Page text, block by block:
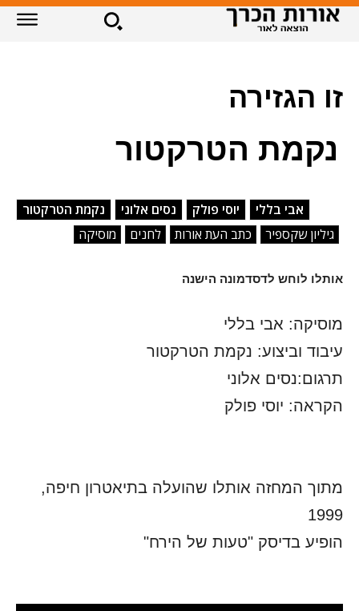
זו הגזירה
נקמת הטרקטור
אבי בללי יוסי פולק נסים אלוני
נקמת הטרקטור
גיליון שקספיר
כתב העת אורות לחנים מוסיקה
אותלו לוחש לדסדמונה הישנה
מוסיקה: אבי בללי
עיבוד וביצוע: נקמת הטרקטור
תרגום:נסים אלוני
הקראה: יוסי פולק
מתוך המחזה אותלו שהועלה בתיאטרון חיפה,
1999
הופיע בדיסק "טעות של הירח"